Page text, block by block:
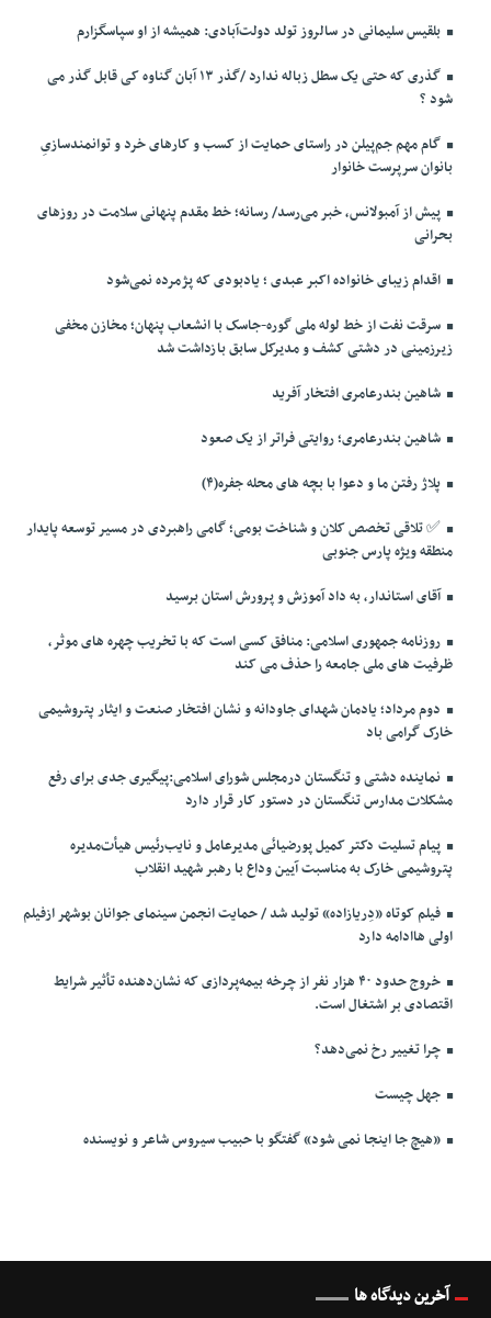
بلقیس سلیمانی در سالروز تولد دولت‌آبادی: همیشه از او سپاسگزارم
گذری که حتی یک سطل زباله ندارد /گذر ۱۳ آبان گناوه کی قابل گذر می
شود ؟
گام مهم جم‌پیلن در راستای حمایت از کسب و کارهای خرد و توانمندسازیِ
بانوان سرپرست خانوار
پیش از آمبولانس، خبر می‌رسد/ رسانه؛ خط مقدم پنهانی سلامت در روزهای
بحرانی
اقدام زیبای خانواده اکبر عبدی ؛ یادبودی که پژمرده نمی‌شود
سرقت نفت از خط لوله ملی گوره-جاسک با انشعاب پنهان؛ مخازن مخفی
زیرزمینی در دشتی کشف و مدیرکل سابق بازداشت شد
شاهین بندرعامری افتخار آفرید
شاهین بندرعامری؛ روایتی فراتر از یک صعود
پلاژ رفتن ما و دعوا با بچه های محله جفره(۴)
✅️ تلاقی تخصص کلان و شناخت بومی؛ گامی راهبردی در مسیر توسعه پایدار
منطقه ویژه پارس جنوبی
آقای استاندار، به داد آموزش و پرورش استان برسید
روزنامه جمهوری اسلامی: منافق کسی است که با تخریب چهره های موثر،
ظرفیت های ملی جامعه را حذف می کند
دوم مرداد؛ یادمان شهدای جاودانه و نشان افتخار صنعت و ایثار پتروشیمی
خارک گرامی باد
نماینده دشتی و تنگستان درمجلس شورای اسلامی:پیگیری جدی برای رفع
مشکلات مدارس تنگستان در دستور کار قرار دارد
پیام تسلیت دکتر کمیل پورضیائی مدیرعامل و نایب‌رئیس هیأت‌مدیره
پتروشیمی خارک به مناسبت آیین وداع با رهبر شهید انقلاب
فیلم کوتاه «دِریازاده» تولید شد / حمایت انجمن سینمای جوانان بوشهر ازفیلم
اولی هاادامه دارد
خروج حدود ۴۰ هزار نفر از چرخه بیمه‌پردازی که نشان‌دهنده تأثیر شرایط
اقتصادی بر اشتغال است.
چرا تغییر رخ نمی‌دهد؟
جهل چیست
«هیچ جا اینجا نمی شود» گفتگو با حبیب سیروس شاعر و نویسنده
آخرین دیدگاه ها